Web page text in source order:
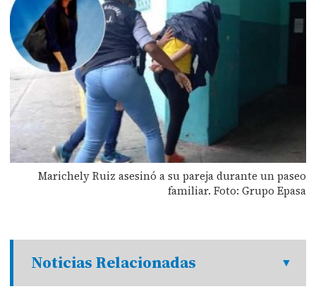
Marichely Ruiz asesinó a su pareja durante un paseo
familiar. Foto: Grupo Epasa
Noticias Relacionadas